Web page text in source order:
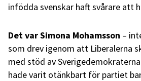
infödda svenskar haft svårare att
Det var Simona Mohamsson –
som drev igenom att Liberalerna
med stöd av
hade varit otänkbart för partiet